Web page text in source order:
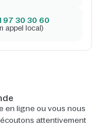
97 30 30 60
appel local)
en ligne ou vous nous
attentivement